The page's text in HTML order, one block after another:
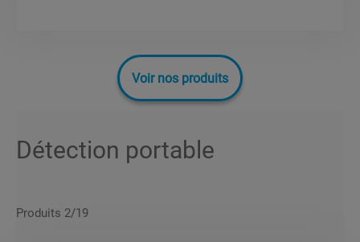
Voir nos produits
Détection portable
Produits 2/19